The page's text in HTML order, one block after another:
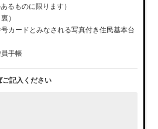
るものに限ります）
）
カードとみなされる写真付き住民基本台
手帳
記入ください